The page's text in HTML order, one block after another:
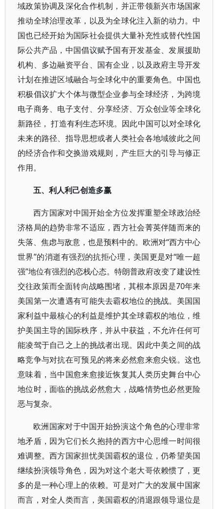
域政策协调及深化合作机制，并正带领新兴市场国家
推动全球治理改革，以及为全球化注入新的动力。中
国也已经开始为国际社会提供大量补充性或替代性国
际公共产品，中国倡议赋予国有开发基金、发展援助
机构、多边融资平台、国有企业，以及政府主导开发
计划在推进区域融合与全球化中的重要角色。中国也
积极倡议扩大个体与微型企业参与全球经济，为跨境
电子商务、电子支付、分享经济、万众创业等全球化
新路径， 打造有利生态环境。因此中国可以对全球化
未来的路径、指导思想或者人类社会各地域彼此之间
的经济合作和交换游戏规则，产生巨大的引导与修正
作用。
五、利人利己创造多赢
西方国家对中国开始全方位发挥重塑全球政治经
济格局的趋势非常不适应，西方社会菁英伴随而来的
失落、焦虑与敌意，也是预料中的。欧洲对“西方中心
世界”的消逝有强烈的抗拒心理，美国更是对“唯一超
强”地位有强烈的恋栈心态。特朗普政府改变了建设性
交往政策而全面转向战略围堵，其根本原因是70年来
美国第一次遭遇有可能失去霸权地位的挑战。美国国
家利益中最核心的利益是维护其全球霸权的地位，维
护美国主导的国际秩序，并从中获益，不允许任何可
能凌驾于自己之上的挑战者出现。因此中美之间的战
略竞争与对抗在可预见的将来必然愈来愈尖锐。这也
意味着，当中国愈来愈接近恢复其人类历史舞台中心
地位时，面临的挑战必然愈大，战略情势也必然更险
恶与复杂。
欧洲国家对于中国开始扮演这个角色的心理非常
地矛盾，因为它们长久抱持的西方中心思维一时间很
难调整。西方国家担忧美国霸权的退位，仍希望美国
继续扮演领导角色，因为对这个老大哥依赖惯了，更
多的是一种心理上的依赖。可是对广大的发展中国家
而言，对全人类而言，美国霸权的消退跟领导退位是